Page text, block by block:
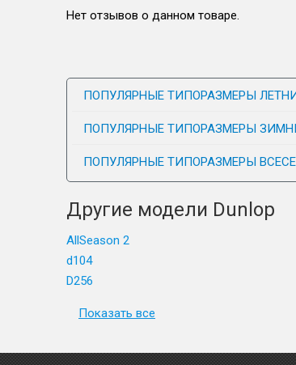
Нет отзывов о данном товаре.
ПОПУЛЯРНЫЕ ТИПОРАЗМЕРЫ
ПОПУЛЯРНЫЕ ТИПОРАЗМЕРЫ
ПОПУЛЯРНЫЕ ТИПОРАЗМЕРЫ
Другие модели Dunlop
AllSeason 2
d104
D256
Показать все